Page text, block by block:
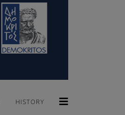
HISTORY